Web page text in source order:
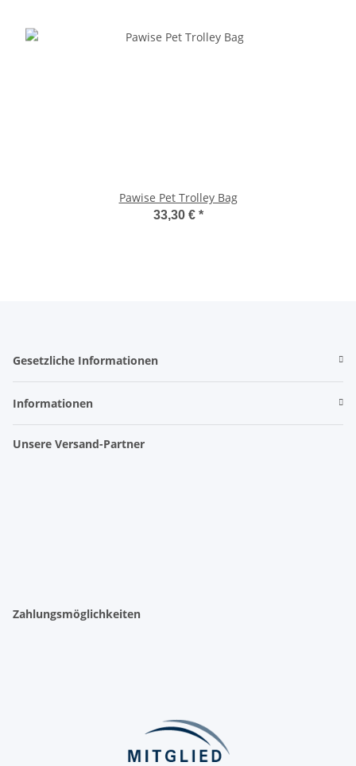
Pawise Pet Trolley Bag
33,30 € *
Gesetzliche Informationen
Informationen
Unsere Versand-Partner
Zahlungsmöglichkeiten